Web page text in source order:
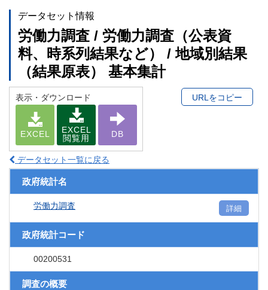
データセット情報
労働力調査 / 労働力調査（公表資
料、時系列結果など） / 地域別結果
（結果原表） 基本集計
表示・ダウンロード
EXCEL
EXCEL
閲覧用
DB
URLをコピー
データセット一覧に戻る
政府統計名
労働力調査 詳細
政府統計コード
00200531
調査の概要